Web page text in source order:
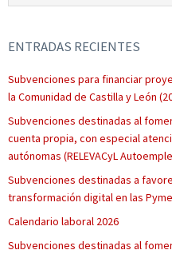
ENTRADAS RECIENTES
Subvenciones para financiar
la Comunidad de Castilla y León
Subvenciones destinadas al
cuenta propia, con especial
autónomas (RELEVACyL
Subvenciones destinadas a
transformación digital en las
Calendario laboral 2026
Subvenciones destinadas al